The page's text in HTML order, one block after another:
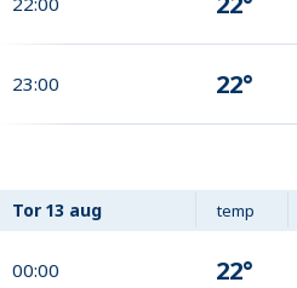
23:00 22°
Tor 13 aug temp
00:00 22°